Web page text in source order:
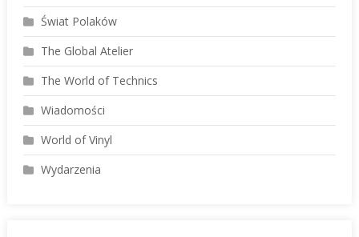
Świat Polaków
The Global Atelier
The World of Technics
Wiadomości
World of Vinyl
Wydarzenia